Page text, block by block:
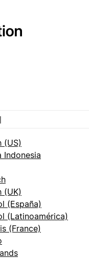
(US)
Indonesia
(UK)
(España)
(Latinoamérica)
(France)